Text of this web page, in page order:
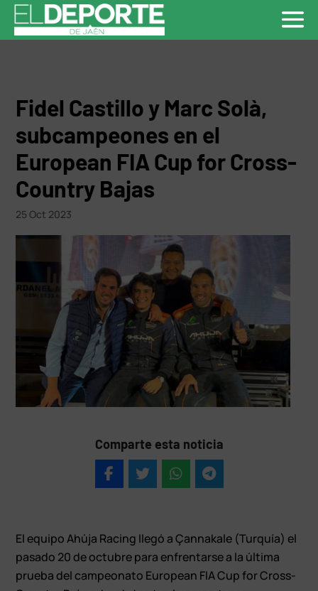
Fidel Castillo y Marc Solà,
subcampeones en el
European FIA Cup for Cross-
Country Bajas
25 Oct 2023
Comparte esta noticia
El equipo Ahúja Racing llegó a Çannakale (Turquía) el
pasado 20 de octubre para enfrentarse a la última
prueba del campeonato European FIA Cup for Cross-